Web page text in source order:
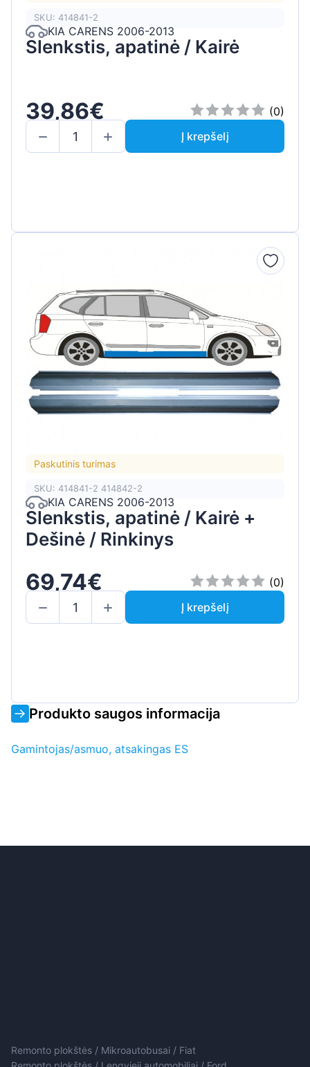
SKU: 414841-2
KIA CARENS 2006-2013
Slenkstis, apatinė / Kairė
39,86€
(0)
Į krepšelį
Paskutinis turimas
SKU: 414841-2 414842-2
KIA CARENS 2006-2013
Slenkstis, apatinė / Kairė +
Dešinė / Rinkinys
69,74€
(0)
Į krepšelį
Produkto saugos informacija
Gamintojas/asmuo, atsakingas ES
Remonto plokštės / Mikroautobusai / Fiat